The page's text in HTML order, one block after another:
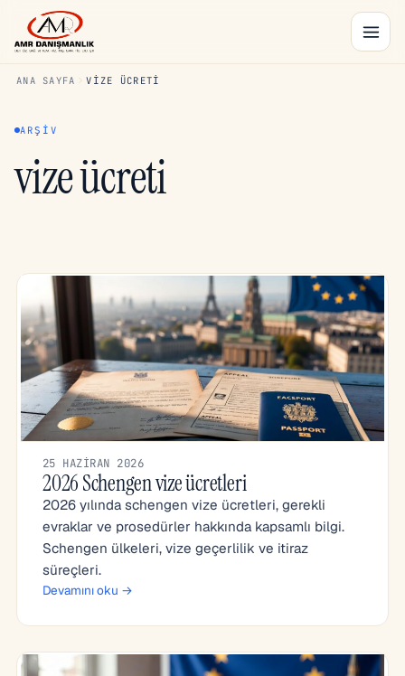
ANA SAYFA VIZE ÜCRETI
ARŞIV
vize ücreti
25 HAZIRAN 2026
2026 Schengen vize ücretleri
2026 yılında schengen vize ücretleri, gerekli
evraklar ve prosedürler hakkında kapsamlı bilgi.
Schengen ülkeleri, vize geçerlilik ve itiraz
süreçleri.
Devamını oku →